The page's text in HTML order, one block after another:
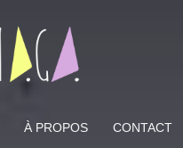
À PROPOS CONTACT